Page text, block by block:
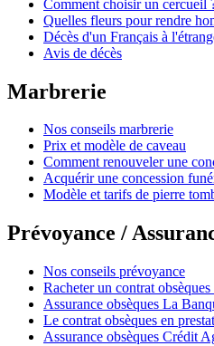
Comment choisir un cercueil
Quelles fleurs pour rendre
Décès d'un Français à
Avis de décès
Marbrerie
Nos conseils marbrerie
Prix et modèle de caveau
Comment renouveler une
Acquérir une concession
Modèle et tarifs de pierre
Prévoyance /
Nos conseils prévoyance
Racheter un contrat
Assurance obsèques La
Le contrat obsèques en
Assurance obsèques Crédit